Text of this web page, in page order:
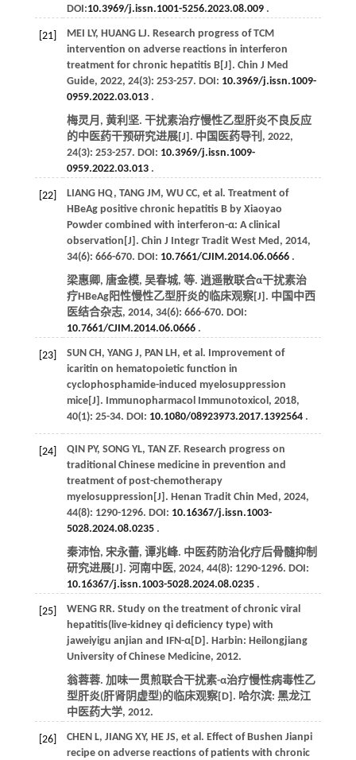
DOI:10.3969/j.issn.1001-5256.2023.08.009.
[21] MEI LY, HUANG LJ. Research progress of TCM
intervention on adverse reactions in interferon
treatment for chronic hepatitis B[J]. Chin J Med
Guide, 2022, 24(3): 253-257. DOI: 10.3969/j.issn.1009-
0959.2022.03.013.
梅灵月, 黄利坚. 干扰素治疗慢性乙型肝炎不良反应
的中医药干预研究进展[J]. 中国医药导刊 , 2022,
24(3): 253-257. DOI: 10.3969/j.issn.1009-
0959.2022.03.013.
[22] LIANG HQ, TANG JM, WU CC, et al . Treatment of
HBeAg positive chronic hepatitis B by Xiaoyao
Powder combined with interferon-α: A clinical
observation[J]. Chin J Integr Tradit West Med , 2014,
34(6): 666-670. DOI: 10.7661/CJIM.2014.06.0666.
梁惠卿, 唐金模, 吴春城, 等. 逍遥散联合α干扰素治
疗HBeAg阳性慢性乙型肝炎的临床观察[J]. 中国中西
医结合杂志, 2014, 34(6): 666-670. DOI:
10.7661/CJIM.2014.06.0666.
[23] SUN CH, YANG J, PAN LH, et al . Improvement of
icaritin on hematopoietic function in
cyclophosphamide-induced myelosuppression
mice[J]. Immunopharmacol Immunotoxicol , 2018,
40(1): 25-34. DOI: 10.1080/08923973.2017.1392564.
[24] QIN PY, SONG YL, TAN ZF. Research progress on
traditional Chinese medicine in prevention and
treatment of post-chemotherapy
myelosuppression[J]. Henan Tradit Chin Med , 2024,
44(8): 1290-1296. DOI: 10.16367/j.issn.1003-
5028.2024.08.0235.
秦沛怡, 宋永蕾, 谭兆峰. 中医药防治化疗后骨髓抑制
研究进展[J]. 河南中医, 2024, 44(8): 1290-1296. DOI:
10.16367/j.issn.1003-5028.2024.08.0235.
[25] WENG RR. Study on the treatment of chronic viral
hepatitis(live-kidney qi deficiency type) with
jaweiyigu anjian and IFN-α[D]. Harbin: Heilongjiang
University of Chinese Medicine, 2012.
翁蓉蓉. 加味一贯煎联合干扰素-α治疗慢性病毒性乙
型肝炎(肝肾阴虚型)的临床观察[D]. 哈尔滨: 黑龙江
中医药大学, 2012.
[26] CHEN L, JIANG XY, HE JS, et al . Effect of Bushen Jianpi
recipe on adverse reactions of patients with chronic